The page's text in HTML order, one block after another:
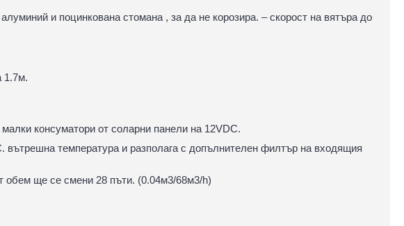
и поцинкована стомана , за да не корозира. – скорост на вятъра до
1.7м.
консуматори от соларни панели на 12VDC.
вътрешна температура и разполага с допълнителен филтър на входящия
обем ще се смени 28 пъти. (0.04м3/68м3/h)